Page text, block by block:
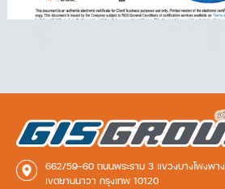
662/59-60 ถนนพระราม 3 แขวงบางโพงพาง
เขตยานนาวา กรุงเทพ 10120